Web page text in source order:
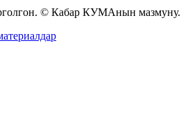
© Кабар КУМАнын мазмуну.